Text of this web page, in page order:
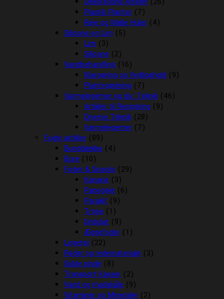
Plastik Planter (7)
Reje og Malle Huler (4)
Silicone og Lim (5)
Lim (3)
Silicone (2)
Vandbehandling (16)
Klargøring og Vedligehold (9)
Plantegødning (7)
Varmelegemer og div. Teknik (46)
Artikler til Rengøring (9)
Diverse Teknik (28)
Varmelegemer (7)
Fugle artikler (89)
Bunddække (4)
Bure (10)
Foder & Snacks (29)
Kanarie (3)
Papegøje (6)
Parakit (9)
Trope (1)
Undulat (9)
Æggefoder (1)
Legetøj (22)
Reder og redemateriale (3)
Sidde pinde (8)
Transport Kasser (2)
Vand og madskåle (9)
Vitaminer og Mineraler (2)